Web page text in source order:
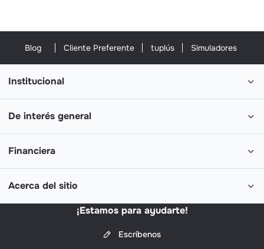
Blog Cliente Preferente tuplús Simuladores
Institucional
De interés general
Financiera
Acerca del sitio
¡Estamos para ayudarte!
Escríbenos